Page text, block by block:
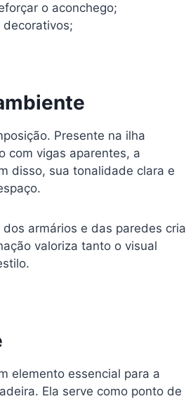
o aconchego;
Presente na ilha
com vigas aparentes, a
disso, sua tonalidade clara e
armários e das paredes cria
valoriza tanto o visual
elemento essencial para a
Ela serve como ponto de